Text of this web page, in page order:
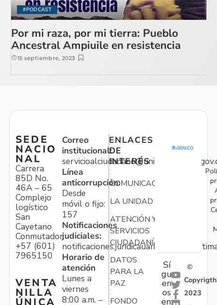
#PODCAST
Por mi raza, por mi tierra: Pueblo
Ancestral Ampiuile en resistencia
15 septiembre, 2023
SEDE
NACIO
NAL
Carrera
85D No.
46A – 65
Complejo
logístico
San
Cayetano
Conmutador:
+57 (601)
7965150
VENTA
NILLA
ÚNICA
Correo
institucional:
Línea
anticorrupción:
Desde
móvil o fijo:
157
Notificaciones
judiciales:
Horario de
atención
Lunes a
viernes
8:00 a.m. –
ENLACES
DE
INTERÉS
COMUNICACIONES
LA UNIDAD
ATENCIÓN Y
SERVICIOS
CIUDADANÍA
DATOS
PARA LA
PAZ
FONDO
Sí
gu
en
os
en:
©
Copyrigth
2023